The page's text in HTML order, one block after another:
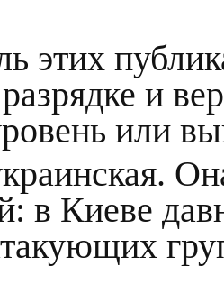
этих
и
или
в Киеве